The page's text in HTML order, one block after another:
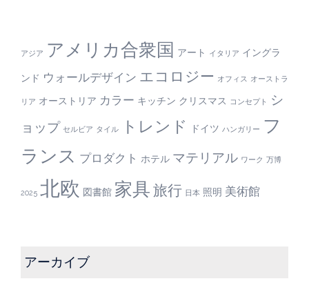
アジア アメリカ合衆国 アート イタリア イングラ
ンド ウォールデザイン エコロジー オフィス オーストラ
リア オーストリア カラー キッチン クリスマス コンセプト
シ
ョップ セルビア タイル トレンド ドイツ ハンガリー フ
ランス プロダクト ホテル マテリアル ワーク 万博
2025 北欧 図書館 家具 旅行 日本 照明 美術館
アーカイブ